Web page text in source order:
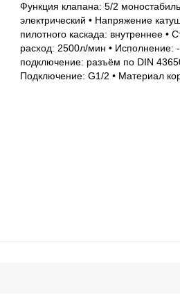
Функция клапана: 5/2
электрический • Напряжение
пилотного каскада: внутреннее •
расход: 2500л/мин • Исполнение:
подключение: разъём по DIN
Подключение: G1/2 • Материал